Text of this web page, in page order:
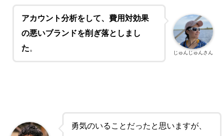
アカウント分析をして、費用対効果
の悪いブランドを削ぎ落としまし
た。
じゅんじゅんさん
勇気のいることだったと思いますが、